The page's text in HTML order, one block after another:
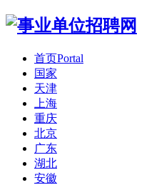
首页Portal
国家
天津
上海
重庆
北京
广东
湖北
安徽